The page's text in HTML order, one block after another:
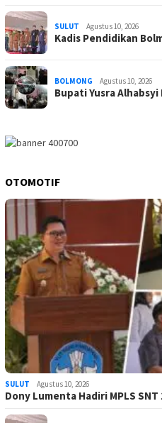
SULUT Agustus 10, 2026
Kadis Pendidikan
BOLMONG Agustus 10, 2026
Bupati Yusra
OTOMOTIF
SULUT Agustus 10, 2026
Dony Lumenta Hadiri MPLS